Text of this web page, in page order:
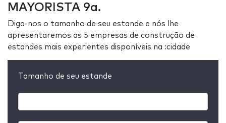
MAYORISTA 9a.
Diga-nos o tamanho de seu estande e nós lhe
apresentaremos as 5 empresas de construção de
estandes mais experientes disponíveis na :cidade
Tamanho de seu estande